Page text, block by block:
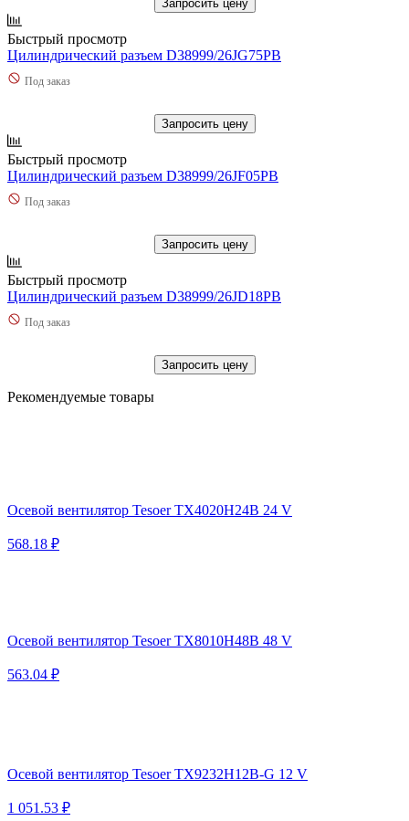
Запросить цену
Быстрый просмотр
Цилиндрический разъем D38999/26JG75PB
Под заказ
Запросить цену
Быстрый просмотр
Цилиндрический разъем D38999/26JF05PB
Под заказ
Запросить цену
Быстрый просмотр
Цилиндрический разъем D38999/26JD18PB
Под заказ
Запросить цену
Рекомендуемые товары
Осевой вентилятор Tesoer TX4020H24B 24 V
568.18 ₽
Осевой вентилятор Tesoer TX8010H48B 48 V
563.04 ₽
Осевой вентилятор Tesoer TX9232H12B-G 12 V
1 051.53 ₽